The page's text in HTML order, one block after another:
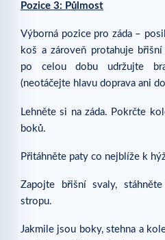
Pozice 3: Půlmost
Výborná pozice pro záda –
koš a zároveň protahuje
po celou dobu udržujte
(neotáčejte hlavu doprava ani
Lehněte si na záda. Pokrčte
boků.
Přitáhněte paty co nejblíže k
Zapojte břišní svaly,
stropu.
Jakmile jsou boky, stehna a